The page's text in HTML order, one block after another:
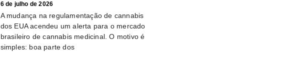
6 de julho de 2026
A mudança na regulamentação de cannabis
dos EUA acendeu um alerta para o mercado
brasileiro de cannabis medicinal. O motivo é
simples: boa parte dos